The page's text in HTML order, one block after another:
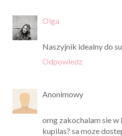
Olga
Naszyjnik idealny do
Odpowiedz
Anonimowy
omg zakochalam sie w
kupilas? sa moze